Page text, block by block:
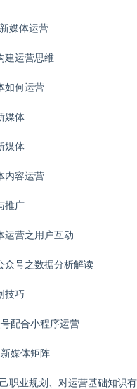
媒体运营
建运营思维
如何运营
媒体
媒体
内容运营
推广
运营之用户互动
众号之数据分析解读
技巧
配合小程序运营
媒体矩阵
职业规划、对运营基础知识